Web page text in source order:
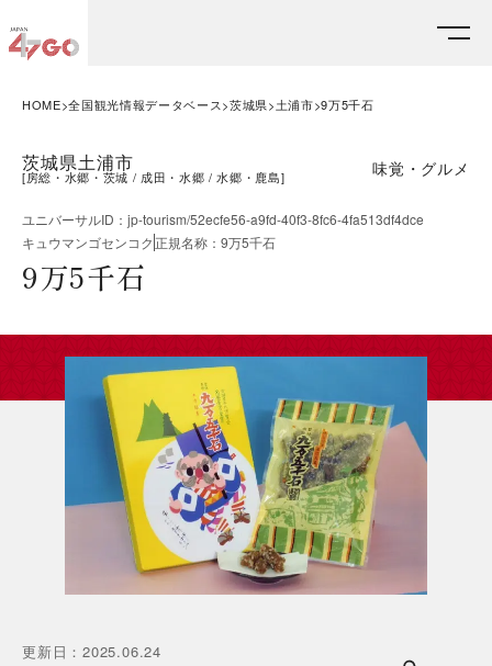
HOME 全国観光情報データベース 茨城県 土浦市 9万5千石
茨城県土浦市
[房総・水郷・茨城 成田・水郷 水郷・鹿島] 味覚・グルメ
ユニバーサルID ： jp-tourism/52ecfe56-a9fd-40f3-8fc6-4fa513df4dce
キュウマンゴセンコク正規名称 ： 9万5千石
9万5千石
更新日 ：2025.06.24